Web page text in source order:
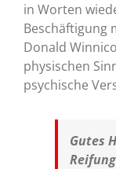
in Worten
Beschäftigung
Donald
physischen
psychische
Gutes